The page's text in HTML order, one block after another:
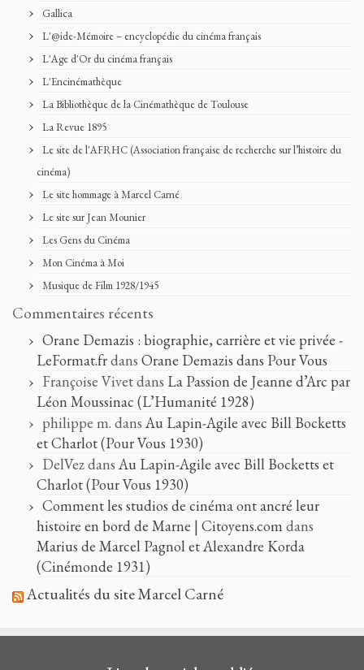
Gallica
L'@ide-Mémoire – encyclopédie du cinéma français
L'Age d'Or du cinéma français
L'Encinémathèque
La Bibliothèque de la Cinémathèque de Toulouse
La Revue 1895
Le site de l'AFRHC (Association française de recherche sur l’histoire du
cinéma)
Le site hommage à Marcel Carné
Le site sur Jean Mounier
Les Gens du Cinéma
Mon Cinéma à Moi
Musique de Film 1928/1945
Commentaires récents
Orane Demazis : biographie, carrière et vie privée -
LeFormat.frdans Orane Demazis dans Pour Vous
Françoise Vivetdans La Passion de Jeanne d’Arc par
Léon Moussinac (L’Humanité 1928)
philippe m. dans Au Lapin-Agile avec Bill Bocketts
et Charlot (Pour Vous 1930)
DelVezdans Au Lapin-Agile avec Bill Bocketts et
Charlot (Pour Vous 1930)
Comment les studios de cinéma ont ancré leur
histoire en bord de Marne | Citoyens.comdans
Marius de Marcel Pagnol et Alexandre Korda
(Cinémonde 1931)
Actualités du site Marcel Carné